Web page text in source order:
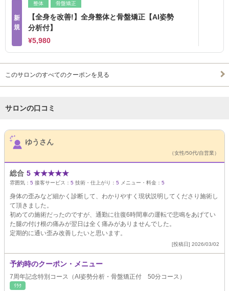
新
規
整体 骨盤矯正
【全身を改善!】全身整体と骨盤矯正【AI姿勢
分析付】
¥5,980
このサロンのすべてのクーポンを見る
サロンの口コミ
サロンPick Up
ゆうさん
（女性/50代/自営業）
総合 5 ★★★★★
雰囲気： 5 接客サービス： 5 技術・仕上がり： 5 メニュー・料金： 5
身体の歪みなど細かく診断して、わかりやすく現状説明してくださり施術し
て頂きました。
初めての施術だったのですが、通勤に往復6時間車の運転で悲鳴をあげてい
た腿の付け根の痛みが翌日は全く痛みがありませんでした。
定期的に通い歪み改善したいと思います。
[投稿日] 2026/03/02
予約時のクーポン・メニュー
7周年記念特別コース（AI姿勢分析・骨盤矯正付 50分コース）
ﾘﾗｸ